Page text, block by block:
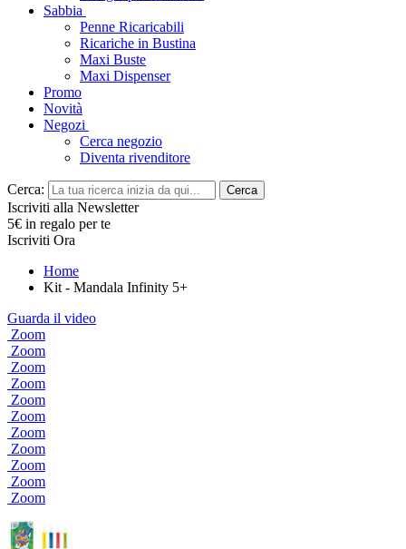
Sabbia
Penne Ricaricabili
Ricariche in Bustina
Maxi Buste
Maxi Dispenser
Promo
Novità
Negozi
Cerca negozio
Diventa rivenditore
Cerca: Cerca
Iscriviti alla Newsletter
5€ in regalo per te
Iscriviti Ora
Home
Kit - Mandala Infinity 5+
Guarda il video
Zoom
Zoom
Zoom
Zoom
Zoom
Zoom
Zoom
Zoom
Zoom
Zoom
Zoom